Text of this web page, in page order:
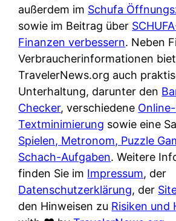
t
e
e
t
s
i
e
c
h
e
n
t
i
s
c
h
e
n
d
e
außerdem im Schufa
sowie im Beitrag über
Finanzen verbessern. Neben
Verbraucherinformationen
TravelerNews.org auch
Unterhaltung, darunter den
Checker, verschiedene
Textminimierung sowie eine
Spielen, Metronom, Puzzle
Schach-Aufgaben. Weitere
finden Sie im Impressum, der
Datenschutzerklärung, der
den Hinweisen zu Risiken und